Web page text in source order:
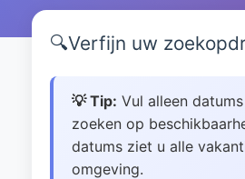
🔍Verfijn uw
💡 Tip: Vul alleen
zoeken op
datums ziet u alle
omgeving.